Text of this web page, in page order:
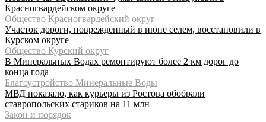
Красногвардейском округе
Общество Красногвардейский округ
Участок дороги, повреждённый в июне селем, восстановили в
Курском округе
Общество Курский округ
В Минеральных Водах ремонтируют более 2 км дорог до
конца года
Благоустройство Минеральные Воды
МВД показало, как курьеры из Ростова обобрали
ставропольских стариков на 11 млн
Закон и порядок